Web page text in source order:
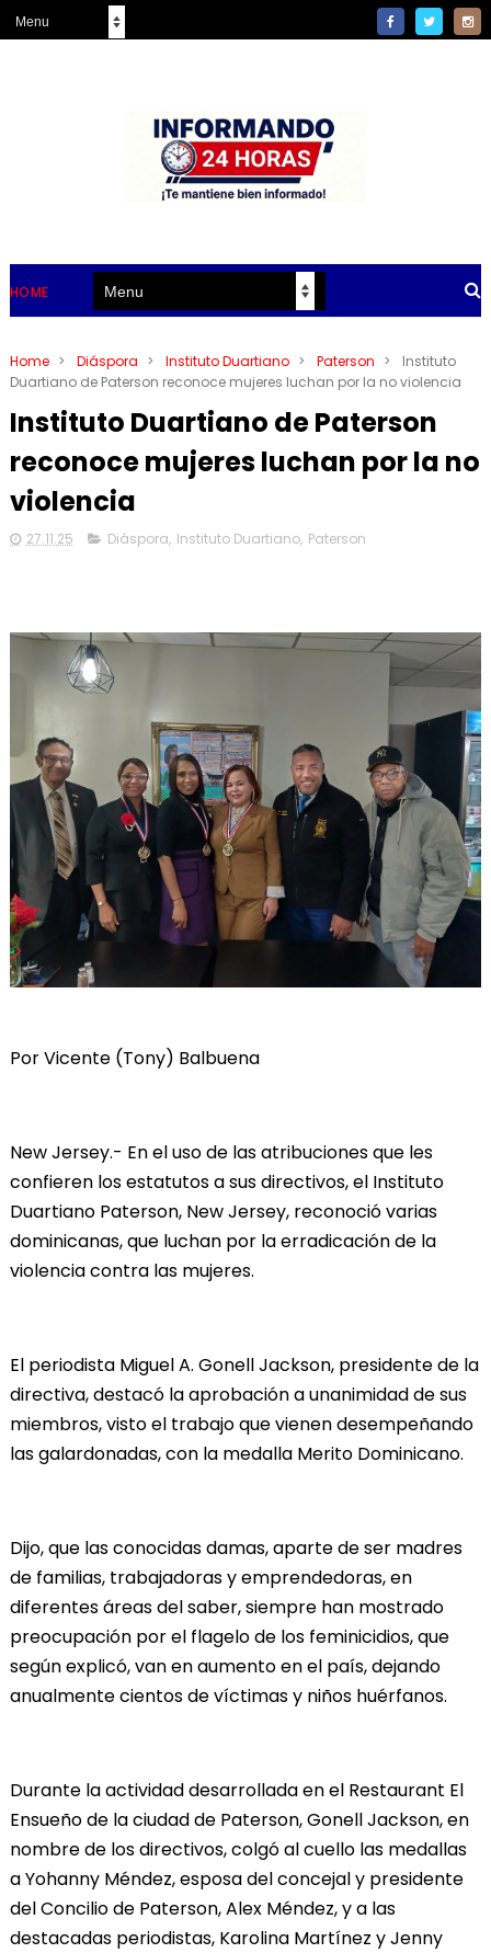
HOME
Home > Diáspora > Instituto Duartiano > Paterson >
Instituto
Duartiano de Paterson reconoce mujeres luchan por la no violencia
Instituto Duartiano de Paterson
reconoce mujeres luchan por la no
violencia
27.11.25 Diáspora, Instituto Duartiano, Paterson
Por Vicente (Tony) Balbuena
New Jersey.- En el uso de las atribuciones que les
confieren los estatutos a sus directivos, el Instituto
Duartiano Paterson, New Jersey, reconoció varias
dominicanas, que luchan por la erradicación de la
violencia contra las mujeres.
El periodista Miguel A. Gonell Jackson, presidente de la
directiva, destacó la aprobación a unanimidad de sus
miembros, visto el trabajo que vienen desempeñando
las galardonadas, con la medalla Merito Dominicano.
Dijo, que las conocidas damas, aparte de ser madres
de familias, trabajadoras y emprendedoras, en
diferentes áreas del saber, siempre han mostrado
preocupación por el flagelo de los feminicidios, que
según explicó, van en aumento en el país, dejando
anualmente cientos de víctimas y niños huérfanos.
Durante la actividad desarrollada en el Restaurant El
Ensueño de la ciudad de Paterson, Gonell Jackson, en
nombre de los directivos, colgó al cuello las medallas
a Yohanny Méndez, esposa del concejal y presidente
del Concilio de Paterson, Alex Méndez, y a las
destacadas periodistas, Karolina Martínez y Jenny